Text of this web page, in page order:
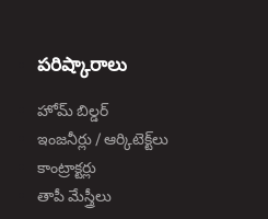
పరిష్కారాలు
హోమ్ బిల్డర్
ఇంజనీర్లు / ఆర్కిటెక్ట్‌లు
కాంట్రాక్టర్లు
తాపీ మేస్త్రీలు